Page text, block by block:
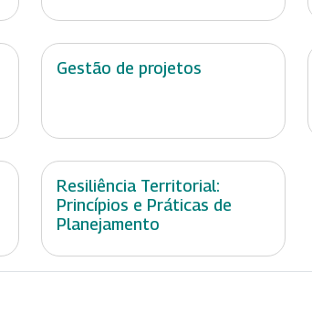
Gestão de projetos
Resiliência Territorial:
Princípios e Práticas de
Planejamento